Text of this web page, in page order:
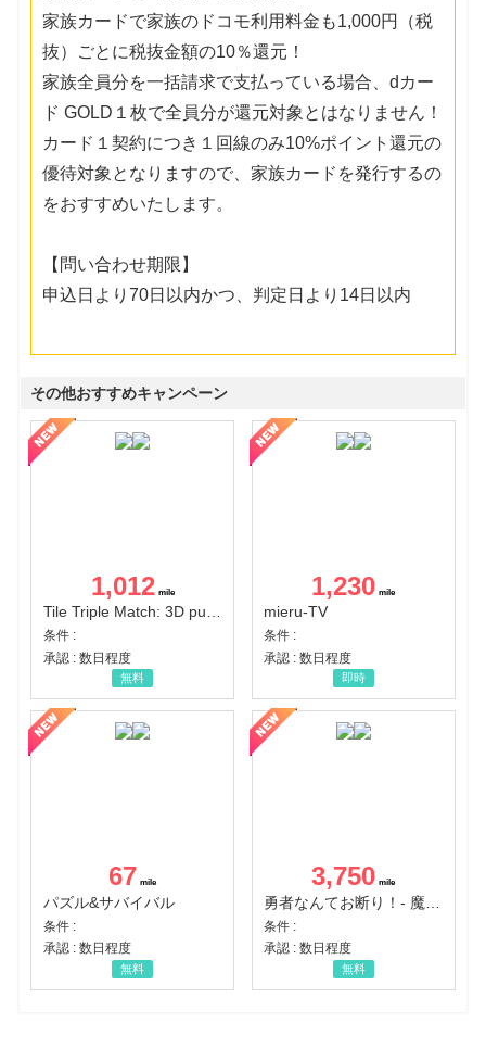
家族カードで家族のドコモ利用料金も1,000円（税
抜）ごとに税抜金額の10％還元！
家族全員分を一括請求で支払っている場合、dカー
ド GOLD１枚で全員分が還元対象とはなりません！
カード１契約につき１回線のみ10%ポイント還元の
優待対象となりますので、家族カードを発行するの
をおすすめいたします。
【問い合わせ期限】
申込日より70日以内かつ、判定日より14日以内
その他おすすめキャンペーン
1,012
Tile Triple Match: 3D puzzle
条件 :
承認 : 数日程度
無料
1,230
mieru-TV
条件 :
承認 : 数日程度
即時
67
パズル&サバイバル
条件 :
承認 : 数日程度
無料
3,750
条件 :
承認 : 数日程度
無料